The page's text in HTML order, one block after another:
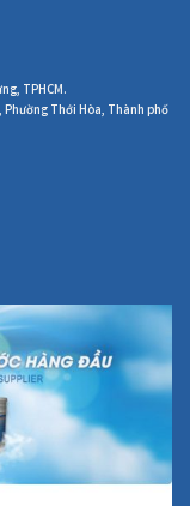
TPHCM.
Phường Thới Hòa, Thành phố